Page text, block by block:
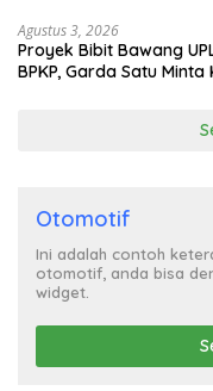
Agustus 3, 2026
Proyek Bibit Bawang
BPKP, Garda Satu
Otomotif
Ini adalah contoh
otomotif, anda bisa
widget.